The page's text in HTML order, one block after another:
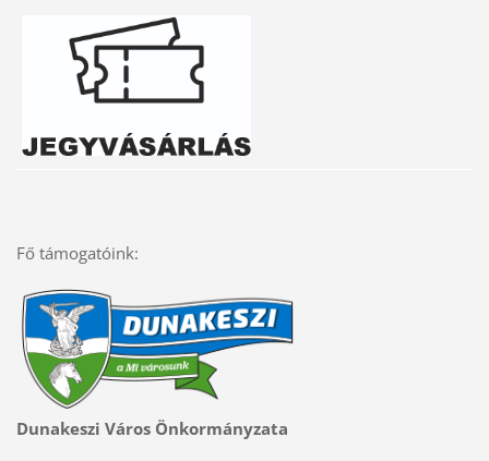
Fő támogatóink:
Dunakeszi Város Önkormányzata